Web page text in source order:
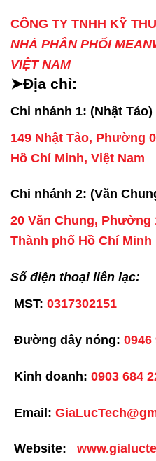
CÔNG TY TNHH KỸ
NHÀ PHÂN PHỐI
VIỆT NAM
➤Địa chỉ:
Chi nhánh 1: (Nhật Tảo)
149 Nhật Tảo, Phường
Hồ Chí Minh, Việt Nam
Chi nhánh 2: (Văn
20 Văn Chung, Phường
Thành phố Hồ Chí Minh
Số điện thoại liên lạc:
MST: 0317302151
Đường dây nóng: 0946
Kinh doanh: 0903 684
Email:
Website: